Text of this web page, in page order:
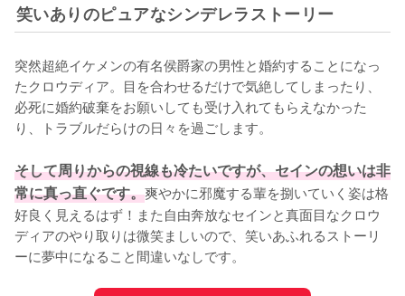
笑いありのピュアなシンデレラストーリー
突然超絶イケメンの有名侯爵家の男性と婚約することになっ
たクロウディア。目を合わせるだけで気絶してしまったり、
必死に婚約破棄をお願いしても受け入れてもらえなかった
り、トラブルだらけの日々を過ごします。
そして周りからの視線も冷たいですが、セインの想いは非
常に真っ直ぐです。爽やかに邪魔する輩を捌いていく姿は格
好良く見えるはず！また自由奔放なセインと真面目なクロウ
ディアのやり取りは微笑ましいので、笑いあふれるストーリ
ーに夢中になること間違いなしです。